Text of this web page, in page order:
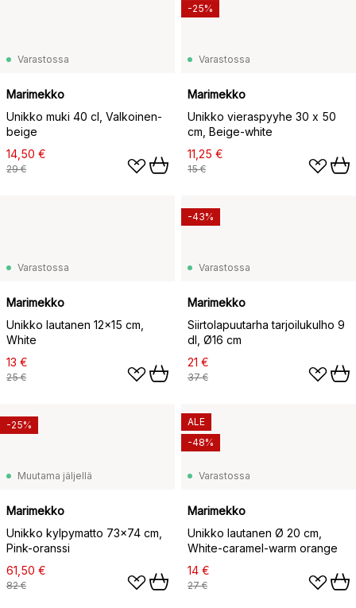
Varastossa
Marimekko
Unikko muki 40 cl, Valkoinen-
beige
14,50 €
29 €
Varastossa
Marimekko
Unikko vieraspyyhe 30 x 50
cm, Beige-white
11,25 €
15 €
-25%
Varastossa
Marimekko
Unikko lautanen 12x15 cm,
White
13 €
25 €
Varastossa
Marimekko
Siirtolapuutarha tarjoilukulho 9
dl, Ø16 cm
21 €
37 €
-43%
Muutama jäljellä
Marimekko
Unikko kylpymatto 73x74 cm,
Pink-oranssi
61,50 €
82 €
-25%
Varastossa
Marimekko
Unikko lautanen Ø 20 cm,
White-caramel-warm orange
14 €
27 €
ALE
-48%